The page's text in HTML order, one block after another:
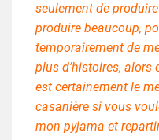
seulement de
produire beaucoup,
temporairement de
plus d’histoires,
est certainement le
casanière si vous
mon pyjama et